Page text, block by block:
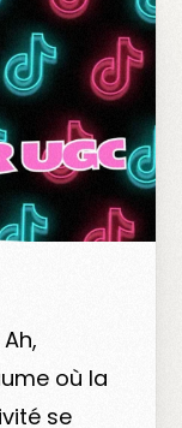
où la
se